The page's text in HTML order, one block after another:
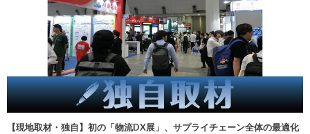
【現地取材・独自】初の「物流DX展」、サプライチェーン全体の最適化